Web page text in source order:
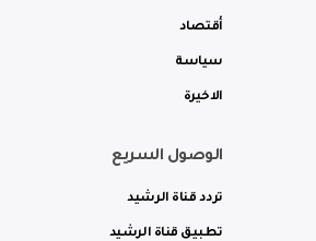
أقتصاد
سياسة
الاخيرة
الوصول السريع
تردد قناة الرشيد
تطبيق قناة الرشيد